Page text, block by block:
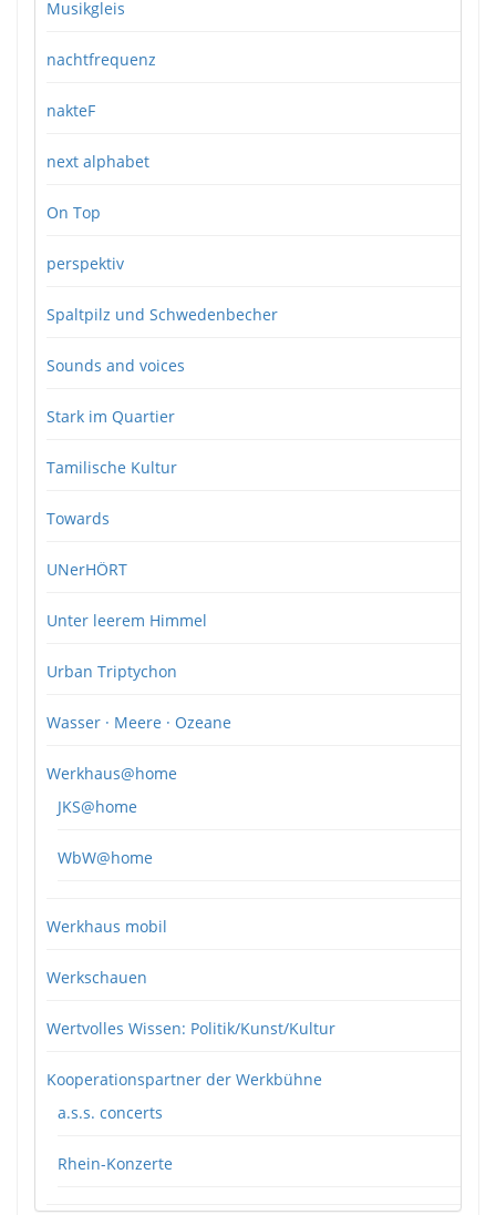
Musikgleis
nachtfrequenz
nakteF
next alphabet
On Top
perspektiv
Spaltpilz und Schwedenbecher
Sounds and voices
Stark im Quartier
Tamilische Kultur
Towards
UNerHÖRT
Unter leerem Himmel
Urban Triptychon
Wasser · Meere · Ozeane
Werkhaus@home
JKS@home
WbW@home
Werkhaus mobil
Werkschauen
Wertvolles Wissen: Politik/Kunst/Kultur
Kooperationspartner der Werkbühne
a.s.s. concerts
Rhein-Konzerte